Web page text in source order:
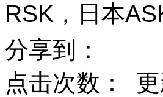
RSK，日本
分享到：
点击次数：